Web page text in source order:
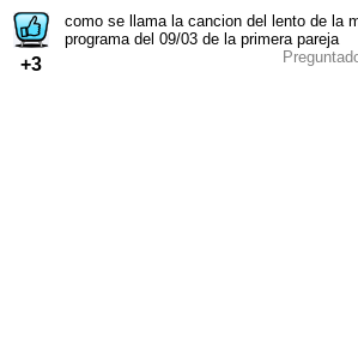
+3
como se llama la cancion del lento de la
programa del 09/03 de la primera pareja